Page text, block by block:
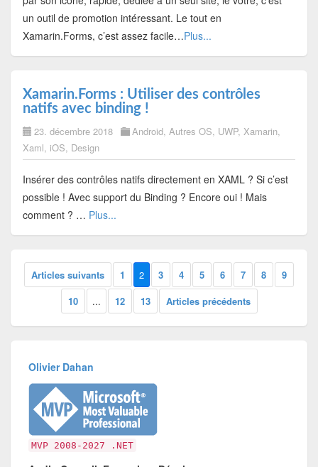
un outil de promotion intéressant. Le tout en
Xamarin.Forms, c’est assez facile…Plus...
Xamarin.Forms : Utiliser des contrôles
natifs avec binding !
23. décembre 2018 Android, Autres OS, UWP, Xamarin,
Xaml, iOS, Design
Insérer des contrôles natifs directement en XAML ? Si c’est
possible ! Avec support du Binding ? Encore oui ! Mais
comment ? … Plus...
Articles suivants 1 2 3 4 5 6 7 8
9
10
... 12 13 Articles précédents
Olivier Dahan
MVP 2008-2027 .NET